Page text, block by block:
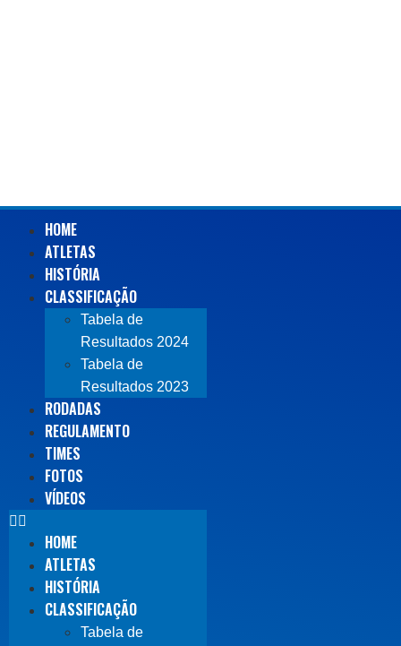
HOME
ATLETAS
HISTÓRIA
CLASSIFICAÇÃO
Tabela de
Resultados 2024
Tabela de
Resultados 2023
RODADAS
REGULAMENTO
TIMES
FOTOS
VÍDEOS
HOME
ATLETAS
HISTÓRIA
CLASSIFICAÇÃO
Tabela de